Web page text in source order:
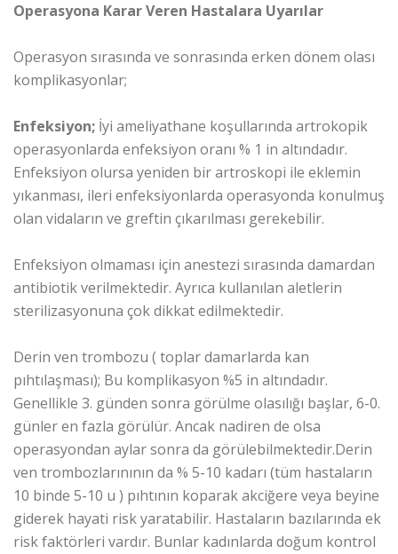
Operasyona Karar Veren Hastalara Uyarılar
Operasyon sırasında ve sonrasında erken dönem olası
komplikasyonlar;
Enfeksiyon; İyi ameliyathane koşullarında artrokopik
operasyonlarda enfeksiyon oranı % 1 in altındadır.
Enfeksiyon olursa yeniden bir artroskopi ile eklemin
yıkanması, ileri enfeksiyonlarda operasyonda konulmuş
olan vidaların ve greftin çıkarılması gerekebilir.
Enfeksiyon olmaması için anestezi sırasında damardan
antibiotik verilmektedir. Ayrıca kullanılan aletlerin
sterilizasyonuna çok dikkat edilmektedir.
Derin ven trombozu ( toplar damarlarda kan
pıhtılaşması); Bu komplikasyon %5 in altındadır.
Genellikle 3. günden sonra görülme olasılığı başlar, 6-0.
günler en fazla görülür. Ancak nadiren de olsa
operasyondan aylar sonra da görülebilmektedir.Derin
ven trombozlarınının da % 5-10 kadarı (tüm hastaların
10 binde 5-10 u ) pıhtının koparak akciğere veya beyine
giderek hayati risk yaratabilir. Hastaların bazılarında ek
risk faktörleri vardır. Bunlar kadınlarda doğum kontrol